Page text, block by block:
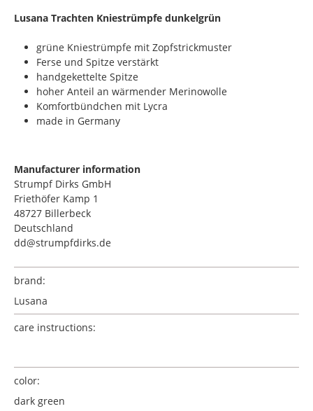
​Lusana Trachten Kniestrümpfe dunkelgrün
grüne Kniestrümpfe mit Zopfstrickmuster
Ferse und Spitze verstärkt
handgekettelte Spitze
hoher Anteil an wärmender Merinowolle
Komfortbündchen mit Lycra
made in Germany
Manufacturer information
Strumpf Dirks GmbH
Friethöfer Kamp 1
48727 Billerbeck
Deutschland
dd@strumpfdirks.de
brand:
Lusana
care instructions:
color:
dark green